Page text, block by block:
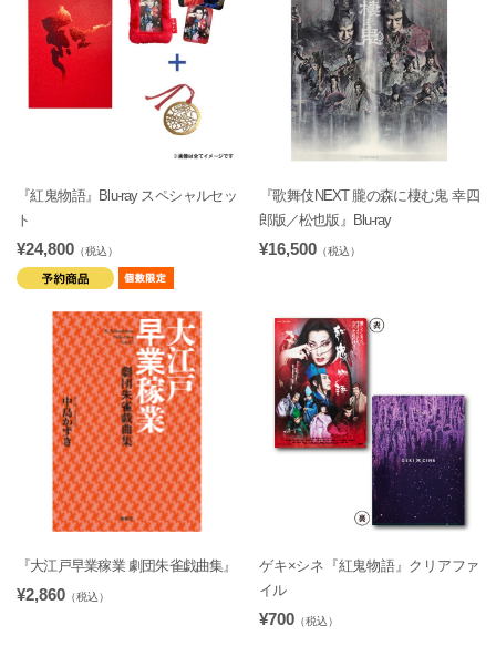
『紅鬼物語』Blu-ray スペシャルセッ
ト
¥24,800 （税込）
『歌舞伎NEXT 朧の森に棲む鬼 幸四
郎版／松也版』Blu-ray
¥16,500 （税込）
『大江戸早業稼業 劇団朱雀戯曲集』
¥2,860 （税込）
ゲキ×シネ『紅鬼物語』クリアファ
イル
¥700 （税込）